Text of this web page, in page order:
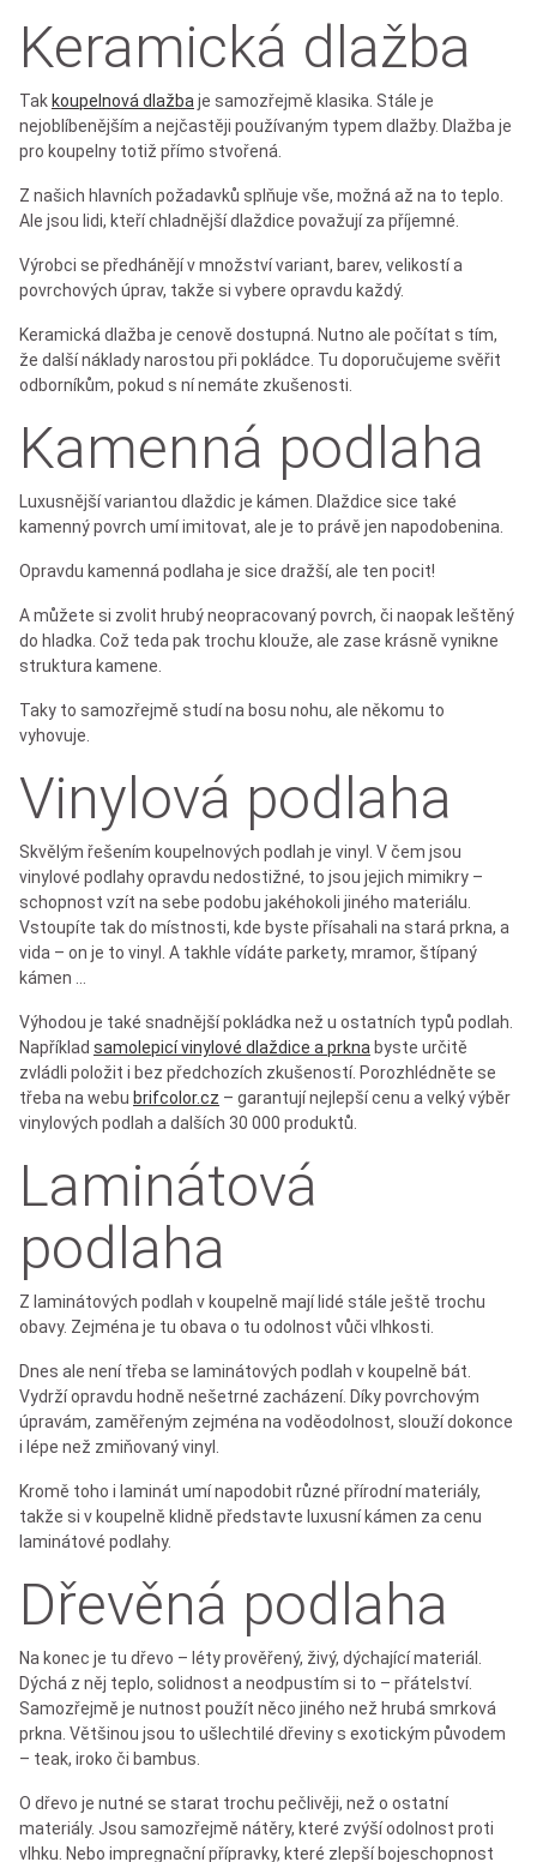
Keramická dlažba
Tak koupelnová dlažba je samozřejmě klasika. Stále je
nejoblíbenějším a nejčastěji používaným typem dlažby. Dlažba je
pro koupelny totiž přímo stvořená.
Z našich hlavních požadavků splňuje vše, možná až na to teplo.
Ale jsou lidi, kteří chladnější dlaždice považují za příjemné.
Výrobci se předhánějí v množství variant, barev, velikostí a
povrchových úprav, takže si vybere opravdu každý.
Keramická dlažba je cenově dostupná. Nutno ale počítat s tím,
že další náklady narostou při pokládce. Tu doporučujeme svěřit
odborníkům, pokud s ní nemáte zkušenosti.
Kamenná podlaha
Luxusnější variantou dlaždic je kámen. Dlaždice sice také
kamenný povrch umí imitovat, ale je to právě jen napodobenina.
Opravdu kamenná podlaha je sice dražší, ale ten pocit!
A můžete si zvolit hrubý neopracovaný povrch, či naopak leštěný
do hladka. Což teda pak trochu klouže, ale zase krásně vynikne
struktura kamene.
Taky to samozřejmě studí na bosu nohu, ale někomu to
vyhovuje.
Vinylová podlaha
Skvělým řešením koupelnových podlah je vinyl. V čem jsou
vinylové podlahy opravdu nedostižné, to jsou jejich mimikry –
schopnost vzít na sebe podobu jakéhokoli jiného materiálu.
Vstoupíte tak do místnosti, kde byste přísahali na stará prkna, a
vida – on je to vinyl. A takhle vídáte parkety, mramor, štípaný
kámen …
Výhodou je také snadnější pokládka než u ostatních typů podlah.
Například samolepicí vinylové dlaždice a prkna byste určitě
zvládli položit i bez předchozích zkušeností. Porozhlédněte se
třeba na webu brifcolor.cz – garantují nejlepší cenu a velký výběr
vinylových podlah a dalších 30 000 produktů.
Laminátová
podlaha
Z laminátových podlah v koupelně mají lidé stále ještě trochu
obavy. Zejména je tu obava o tu odolnost vůči vlhkosti.
Dnes ale není třeba se laminátových podlah v koupelně bát.
Vydrží opravdu hodně nešetrné zacházení. Díky povrchovým
úpravám, zaměřeným zejména na voděodolnost, slouží dokonce
i lépe než zmiňovaný vinyl.
Kromě toho i laminát umí napodobit různé přírodní materiály,
takže si v koupelně klidně představte luxusní kámen za cenu
laminátové podlahy.
Dřevěná podlaha
Na konec je tu dřevo – léty prověřený, živý, dýchající materiál.
Dýchá z něj teplo, solidnost a neodpustím si to – přátelství.
Samozřejmě je nutnost použít něco jiného než hrubá smrková
prkna. Většinou jsou to ušlechtilé dřeviny s exotickým původem
– teak, iroko či bambus.
O dřevo je nutné se starat trochu pečlivěji, než o ostatní
materiály. Jsou samozřejmě nátěry, které zvýší odolnost proti
vlhku. Nebo impregnační přípravky, které zlepší bojeschopnost